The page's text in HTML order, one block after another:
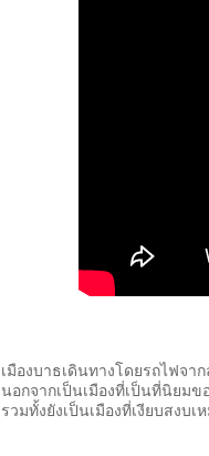
เมืองบาธเดินทางโดยรถไฟจ
นอกจากเป็นเมืองที่เป็นที่นิยม
รวมทั้งยังเป็นเมืองที่เงียบสงบเ